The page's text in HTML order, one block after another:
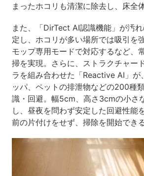
まったホコリも清潔に除去し、床全
また、「DirTect AI認識機能」が汚
定し、ホコリが多い場所では吸引を
モップ専用モードで対応するなど、
掃を実現。さらに、ストラクチャー
ラを組み合わせた「Reactive AI」が
ッパ、ペットの排泄物などの200種
識・回避。幅5cm、高さ3cmの小さ
し、昼夜を問わず安定した回避性能
前の片付けをせず、掃除を開始できる